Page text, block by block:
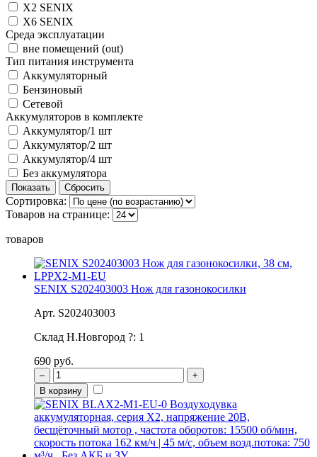
X2 SENIX
X6 SENIX
Среда эксплуатации
вне помещений (out)
Тип питания инструмента
Аккумуляторный
Бензиновый
Сетевой
Аккумуляторов в комплекте
Аккумулятор/1 шт
Аккумулятор/2 шт
Аккумулятор/4 шт
Без аккумулятора
Сортировка:
Товаров на странице:
товаров
SENIX S202403003 Нож для газонокосилки
Арт. S202403003
Склад Н.Новгород ?: 1
690 руб.
–
+
В корзину